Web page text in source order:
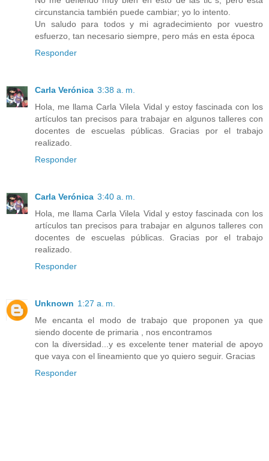
circunstancia también puede cambiar; yo lo intento.
Un saludo para todos y mi agradecimiento por vuestro
esfuerzo, tan necesario siempre, pero más en esta época
Responder
Carla Verónica 3:38 a. m.
Hola, me llama Carla Vilela Vidal y estoy fascinada con los
artículos tan precisos para trabajar en algunos talleres con
docentes de escuelas públicas. Gracias por el trabajo
realizado.
Responder
Carla Verónica 3:40 a. m.
Hola, me llama Carla Vilela Vidal y estoy fascinada con los
artículos tan precisos para trabajar en algunos talleres con
docentes de escuelas públicas. Gracias por el trabajo
realizado.
Responder
Unknown 1:27 a. m.
Me encanta el modo de trabajo que proponen ya que
siendo docente de primaria , nos encontramos
con la diversidad...y es excelente tener material de apoyo
que vaya con el lineamiento que yo quiero seguir. Gracias
Responder